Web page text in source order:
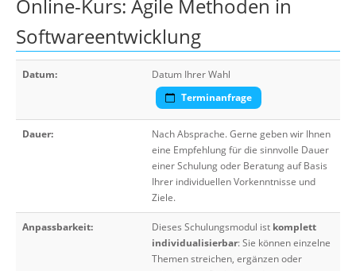
Online-Kurs: Agile Methoden in
Softwareentwicklung
Datum:
Datum Ihrer Wahl
Terminanfrage
Dauer:
Nach Absprache. Gerne geben wir Ihnen
eine Empfehlung für die sinnvolle Dauer
einer Schulung oder Beratung auf Basis
Ihrer individuellen Vorkenntnisse und
Ziele.
Anpassbarkeit: Dieses Schulungsmodul ist komplett
individualisierbar: Sie können einzelne
Themen streichen, ergänzen oder